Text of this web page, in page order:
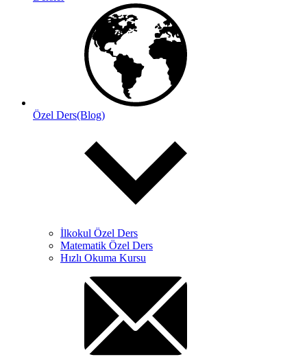
Özel Ders(Blog)
İlkokul Özel Ders
Matematik Özel Ders
Hızlı Okuma Kursu